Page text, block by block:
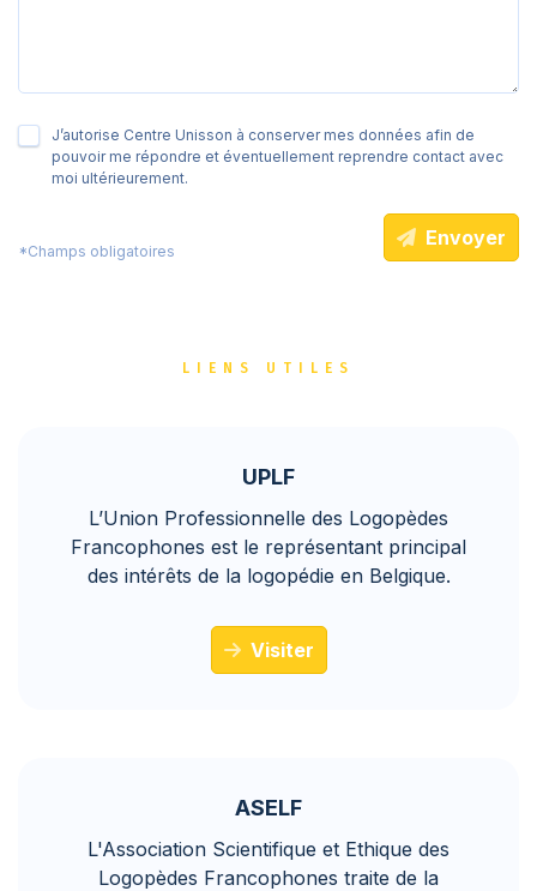
J’autorise Centre Unisson à conserver mes données afin de
pouvoir me répondre et éventuellement reprendre contact avec
moi ultérieurement.
*Champs obligatoires
Envoyer
LIENS UTILES
UPLF
L’Union Professionnelle des Logopèdes
Francophones est le représentant principal
des intérêts de la logopédie en Belgique.
Visiter
ASELF
L'Association Scientifique et Ethique des
Logopèdes Francophones traite de la